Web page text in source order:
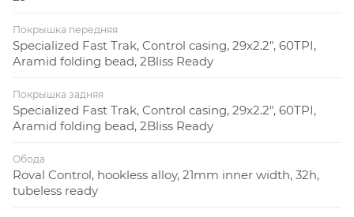
Покрышка передняя
Specialized Fast Trak, Control casing, 29x2.2", 60TPI,
Aramid folding bead, 2Bliss Ready
Покрышка задняя
Specialized Fast Trak, Control casing, 29x2.2", 60TPI,
Aramid folding bead, 2Bliss Ready
Обода
Roval Control, hookless alloy, 21mm inner width, 32h,
tubeless ready